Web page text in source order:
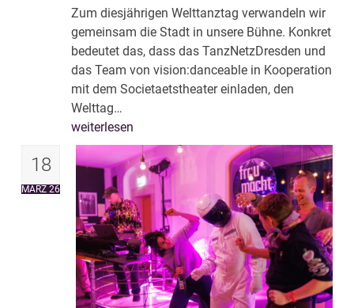
Zum diesjährigen Welttanztag verwandeln wir
gemeinsam die Stadt in unsere Bühne. Konkret
bedeutet das, dass das TanzNetzDresden und
das Team von vision:danceable in Kooperation
mit dem Societaetstheater einladen, den
Welttag…
weiterlesen
18
MÄRZ 26